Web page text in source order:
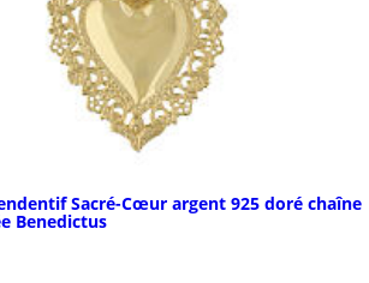
Sacré-Cœur argent 925 doré chaîne
Benedictus